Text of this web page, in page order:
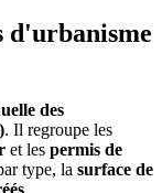
d'urbanisme
des
. Il regroupe les
et les permis de
type, la surface de